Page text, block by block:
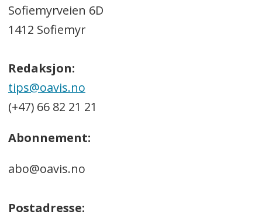
Sofiemyrveien 6D
1412 Sofiemyr
Redaksjon:
tips@oavis.no
(+47) 66 82 21 21
Abonnement:
abo@oavis.no
Postadresse: